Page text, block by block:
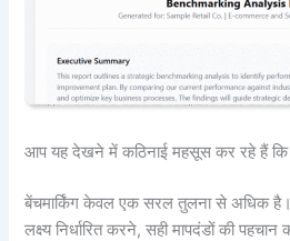
आप यह देखने में कठिनाई महसूस कर रहे हैं
बेंचमार्किंग केवल एक सरल तुलना से अधिक है।
लक्ष्य निर्धारित करने, सही मापदंडों की